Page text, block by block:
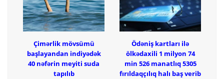
Çimərlik mövsümü
başlayandan indiyədək
40 nəfərin meyiti suda
tapılıb
Ödəniş kartları ilə
ölkədaxili 1 milyon 74
min 526 manatlıq 5305
fırıldaqçılıq halı baş verib